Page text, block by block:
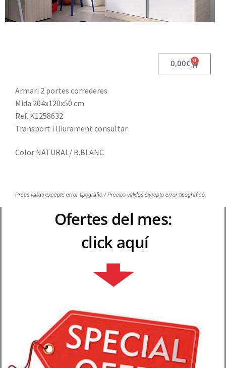
0,00€ 0
Armari 2 portes correderes
Mida 204x120x50 cm
Ref. K1258632
Transport i lliurament consultar
Color NATURAL/ B.BLANC
Preus vàlids excepte error tipogràfic / Precios válidos excepto error tipográfico
Ofertes del mes:
click aquí